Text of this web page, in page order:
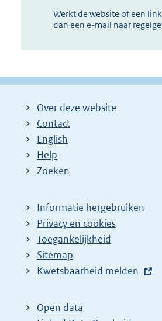
Werkt de website of een
dan een e-mail naar
Over deze website
Contact
English
Help
Zoeken
Informatie hergebruiken
Privacy en cookies
Toegankelijkheid
Sitemap
E
t
e
Kwetsbaarheid melden
Open data